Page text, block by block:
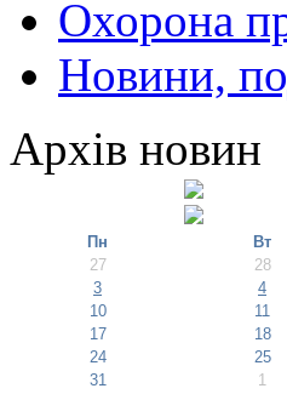
Охорона
Новини,
Архів новин
Пн Вт
27
28
3
4
10
11
17
18
24
25
31
1